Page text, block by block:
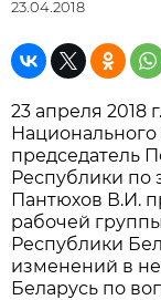
23.04.2018
23 апреля 2018
председатель
Республики по
Пантюхов В.И.
рабочей
Республики
изменений в
Беларусь по